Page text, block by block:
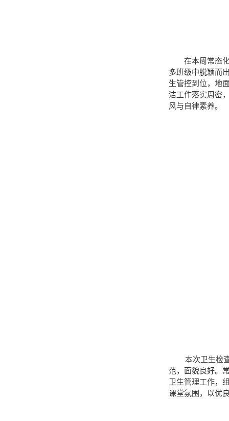
在本周常态
多班级中脱颖而
生管控到位，地
洁工作落实周密
风与自律素养。
本次卫生检
范，面貌良好。
卫生管理工作，
课堂氛围，以优